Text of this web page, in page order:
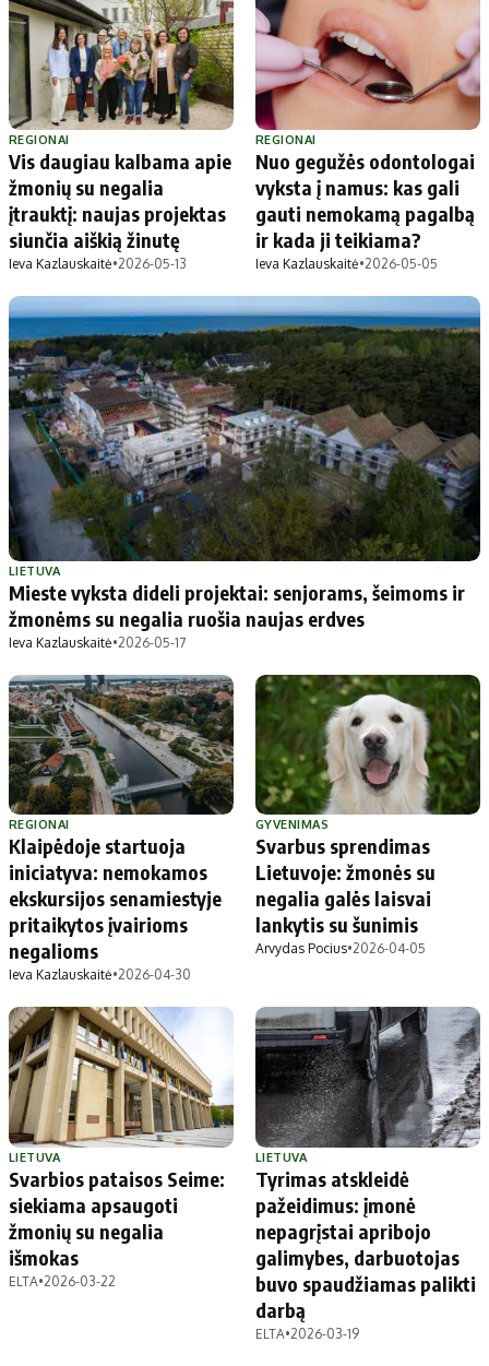
Apie mus
Autoriai
Kontaktai
Privatumo politika
Redakcijos politika
Receptai
REGIONAI
Vis daugiau kalbama apie
žmonių su negalia
įtrauktį: naujas projektas
siunčia aiškią žinutę
Ieva Kazlauskaitė•2026-05-13
REGIONAI
Nuo gegužės odontologai
vyksta į namus: kas gali
gauti nemokamą pagalbą
ir kada ji teikiama?
Ieva Kazlauskaitė•2026-05-05
LIETUVA
Mieste vyksta dideli projektai: senjorams, šeimoms ir
žmonėms su negalia ruošia naujas erdves
Ieva Kazlauskaitė•2026-05-17
REGIONAI
Klaipėdoje startuoja
iniciatyva: nemokamos
ekskursijos senamiestyje
pritaikytos įvairioms
negalioms
Ieva Kazlauskaitė•2026-04-30
GYVENIMAS
Svarbus sprendimas
Lietuvoje: žmonės su
negalia galės laisvai
lankytis su šunimis
Arvydas Pocius•2026-04-05
LIETUVA
Svarbios pataisos Seime:
siekiama apsaugoti
žmonių su negalia
išmokas
ELTA•2026-03-22
LIETUVA
Tyrimas atskleidė
pažeidimus: įmonė
nepagrįstai apribojo
galimybes, darbuotojas
buvo spaudžiamas palikti
darbą
ELTA•2026-03-19